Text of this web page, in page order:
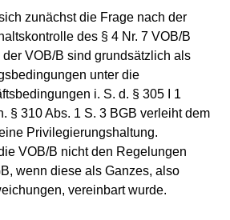
zunächst die Frage nach der
des § 4 Nr. 7 VOB/B
VOB/B sind grundsätzlich als
unter die
i. S. d. § 305 I 1
§ 310 Abs. 1 S. 3 BGB verleiht dem
Privilegierungshaltung.
VOB/B nicht den Regelungen
wenn diese als Ganzes, also
vereinbart wurde.